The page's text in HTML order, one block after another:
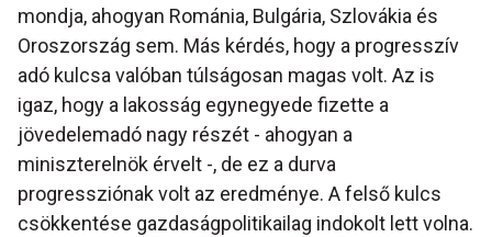
mondja, ahogyan Románia, Bulgária, Szlovákia és
Oroszország sem. Más kérdés, hogy a progresszív
adó kulcsa valóban túlságosan magas volt. Az is
igaz, hogy a lakosság egynegyede fizette a
jövedelemadó nagy részét - ahogyan a
miniszterelnök érvelt -, de ez a durva
progressziónak volt az eredménye. A felső kulcs
csökkentése gazdaságpolitikailag indokolt lett volna.